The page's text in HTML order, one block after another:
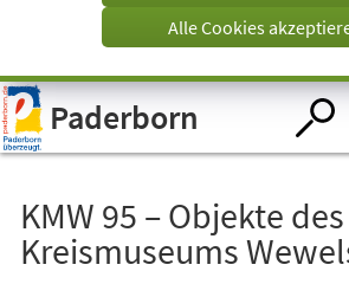
Visuelle
Assistenzsoftware
öffnen.
Alle Cookies
Paderborn
KMW 95 – Objekte des
Kreismuseums